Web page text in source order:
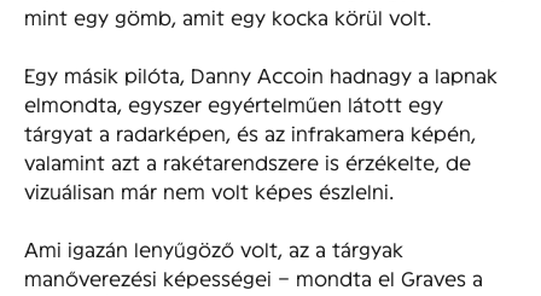
mint egy gömb, amit egy kocka körül volt.
Egy másik pilóta, Danny Accoin hadnagy a lapnak
elmondta, egyszer egyértelműen látott egy
tárgyat a radarképen, és az infrakamera képén,
valamint azt a rakétarendszere is érzékelte, de
vizuálisan már nem volt képes észlelni.
Ami igazán lenyűgöző volt, az a tárgyak
manőverezési képességei – mondta el Graves a